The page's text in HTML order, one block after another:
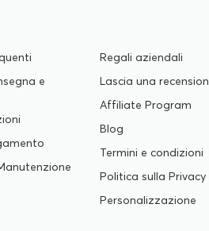
e
Regali aziendali
Lascia una
Affiliate Program
Blog
Termini e condizioni
Politica sulla Privacy
Personalizzazione